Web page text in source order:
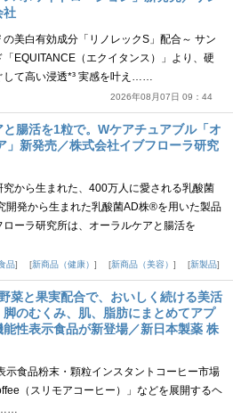
社
の美白有効成分「リノレックS」配合～ サン
EQUITANCE（エクイタンス）」より、硬
して高い浸透*³ 実感を叶え……
2026年08月07日 09：44
と腸活を1粒で。Wケアチュアブル「オ
」新発売／株式会社イブフローラ研究
究から生まれた、400万人に愛される乳酸菌
発から生まれた乳酸菌AD株®を用いた製品
ーラ研究所は、オーラルケアと腸活を
品 新商品（健康） 新商品（美容） 新製品
菜と果実配合で、おいしく続ける美活
脚のむくみ、肌、脂肪にまとめてアプ
能性表示食品が新登場／新日本製薬 株
示食品粉末・顆粒インスタントコーヒー市場
（スリモアコーヒー）」などを展開するヘ